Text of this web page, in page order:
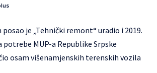
je „Tehnički remont“ uradio i 2019.
potrebe MUP-a Republike Srpske
osam višenamjenskih terenskih vozila